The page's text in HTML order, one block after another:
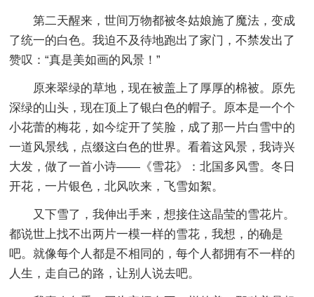
第二天醒来，世间万物都被冬姑娘施了魔法，变成
了统一的白色。我迫不及待地跑出了家门，不禁发出了
赞叹：“真是美如画的风景！”
原来翠绿的草地，现在被盖上了厚厚的棉被。原先
深绿的山头，现在顶上了银白色的帽子。原本是一个个
小花蕾的梅花，如今绽开了笑脸，成了那一片白雪中的
一道风景线，点缀这白色的世界。看着这风景，我诗兴
大发，做了一首小诗——《雪花》：北国多风雪。冬日
开花，一片银色，北风吹来，飞雪如絮。
又下雪了，我伸出手来，想接住这晶莹的雪花片。
都说世上找不出两片一模一样的雪花，我想，的确是
吧。就像每个人都是不相同的，每个人都拥有不一样的
人生，走自己的路，让别人说去吧。